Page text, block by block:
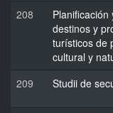
208
destinos y
turísticos de
cultural y
209 Studii de